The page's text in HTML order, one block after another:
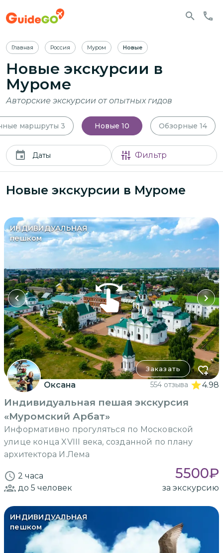
Главная Россия Муром Новые
Новые экскурсии в
Муроме
Авторские экскурсии от опытных гидов
маршруты 3 Новые 10 Обзорные 14
Даты Фильтр
Новые экскурсии в Муроме
ИНДИВИДУАЛЬНАЯ
пешком
Заказать
Оксана 554 отзыва 4.98
Индивидуальная пешая экскурсия
«Муромский Арбат»
Информативно прогуляться по Московской
улице конца XVIII века, созданной по плану
архитектора И.Лема
2 часа 5500₽
до 5 человек за экскурсию
ИНДИВИДУАЛЬНАЯ
пешком